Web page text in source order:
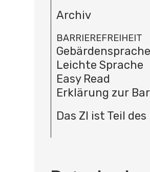
Archiv
BARRIEREFREIHEIT
Gebärdensprache
Leichte Sprache
Easy Read
Erklärung zur
Das ZI ist Teil